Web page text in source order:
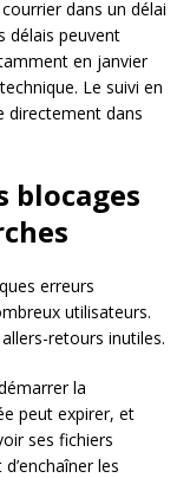
dans un délai
délais peuvent
en janvier
Le suivi en
directement dans
blocages
erreurs
utilisateurs.
retours inutiles.
la
peut expirer, et
ses fichiers
les